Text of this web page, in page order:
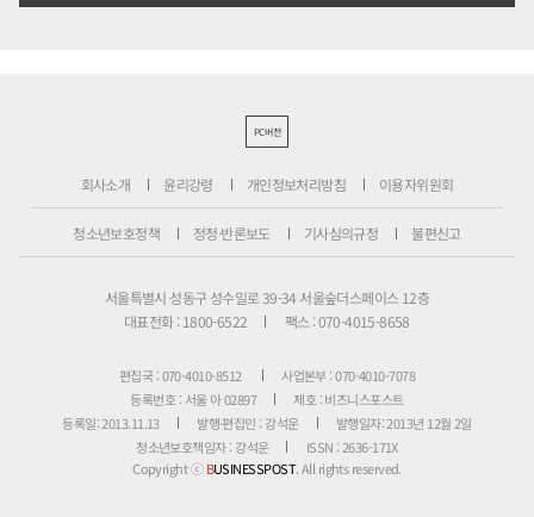
PC버전
회사소개 윤리강령 개인정보처리방침 이용자위원회
청소년보호정책 정정·반론보도 기사심의규정 불편신고
서울특별시 성동구 성수일로 39-34 서울숲더스페이스 12층
대표전화 : 1800-6522
팩스 : 070-4015-8658
편집국 : 070-4010-8512
사업본부 : 070-4010-7078
등록번호 : 서울 아 02897
제호 : 비즈니스포스트
등록일: 2013.11.13
발행·편집인 : 강석운
발행일자: 2013년 12월 2일
청소년보호책임자 : 강석운
ISSN : 2636-171X
Copyright ⓒBUSINESSPOST. All rights reserved.